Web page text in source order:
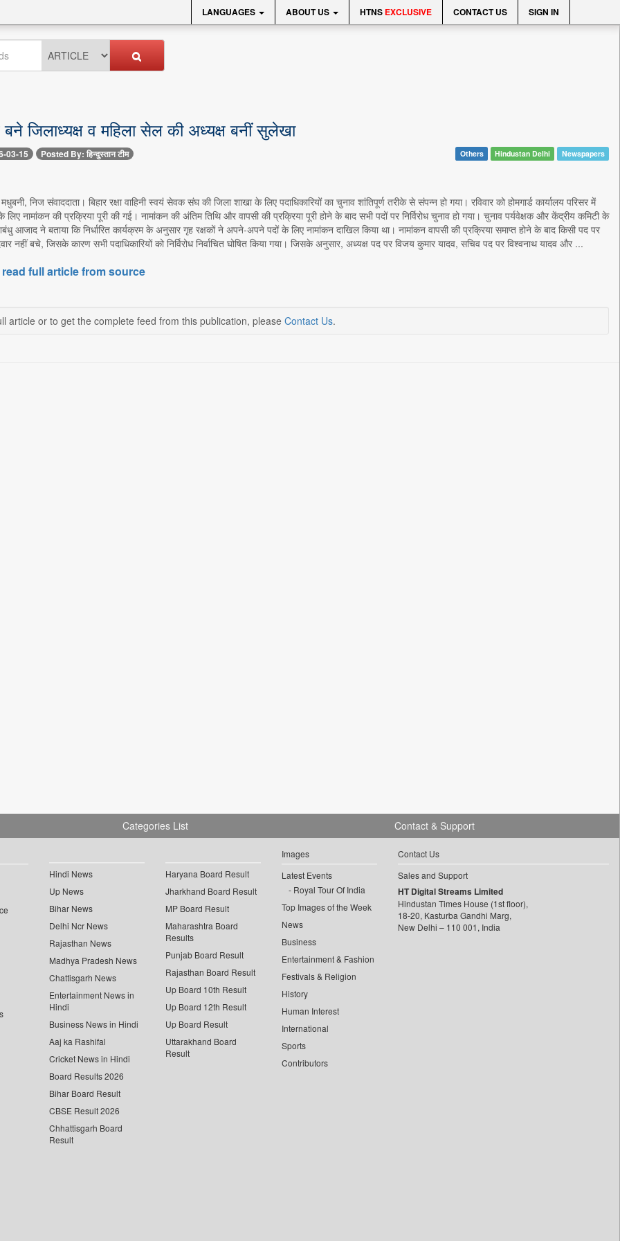
LANGUAGES ABOUT US HTNS EXCLUSIVE CONTACT US SIGN IN
जिलाध्यक्ष व महिला सेल की अध्यक्ष बनीं सुलेखा
03-15 Posted By: हिन्दुस्तान टीम Others Hindustan Delhi Newspapers
निज संवाददाता। बिहार रक्षा वाहिनी स्वयं सेवक संघ की जिला शाखा के लिए पदाधिकारियों का चुनाव शांतिपूर्ण तरीके से संपन्न हो गया। रविवार को होमगार्ड कार्यालय परिसर में
नामांकन की प्रक्रिया पूरी की गई। नामांकन की अंतिम तिथि और वापसी की प्रक्रिया पूरी होने के बाद सभी पदों पर निर्विरोध चुनाव हो गया। चुनाव पर्यवेक्षक और केंद्रीय कमिटी के
आजाद ने बताया कि निर्धारित कार्यक्रम के अनुसार गृह रक्षकों ने अपने-अपने पदों के लिए नामांकन दाखिल किया था। नामांकन वापसी की प्रक्रिया समाप्त होने के बाद किसी पद पर
नहीं बचे, जिसके कारण सभी पदाधिकारियों को निर्विरोध निर्वाचित घोषित किया गया। जिसके अनुसार, अध्यक्ष पद पर विजय कुमार यादव, सचिव पद पर विश्वनाथ यादव और ...
full article from source
article or to get the complete feed from this publication, please Contact Us.
Categories List
Hindi News
Up News
Bihar News
Delhi Ncr News
Rajasthan News
Madhya Pradesh News
Chattisgarh News
Entertainment News in
Hindi
Business News in Hindi
Aaj ka Rashifal
Cricket News in Hindi
Board Results 2026
Bihar Board Result
CBSE Result 2026
Chhattisgarh Board
Result
Haryana Board Result
Jharkhand Board Result
MP Board Result
Maharashtra Board
Results
Punjab Board Result
Rajasthan Board Result
Up Board 10th Result
Up Board 12th Result
Up Board Result
Uttarakhand Board
Result
Images
Latest Events
Royal Tour Of India
Top Images of the Week
News
Business
Entertainment & Fashion
Festivals & Religion
History
Human Interest
International
Sports
Contributors
Contact & Support
Contact Us
Sales and Support
HT Digital Streams Limited
Hindustan Times House (1st floor),
18-20, Kasturba Gandhi Marg,
New Delhi – 110 001, India